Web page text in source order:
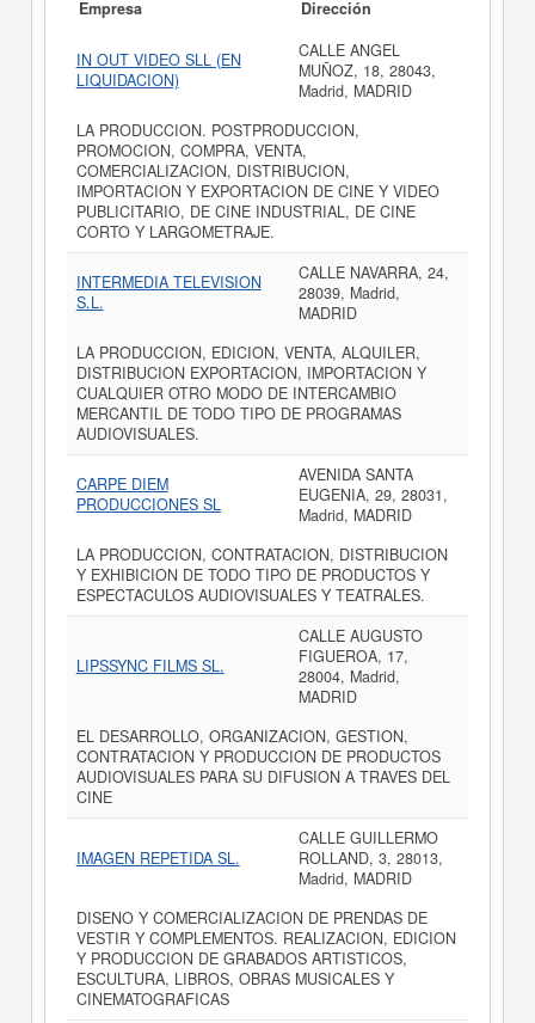
Empresa Dirección
IN OUT VIDEO SLL (EN
LIQUIDACION)
CALLE ANGEL
MUÑOZ, 18, 28043,
Madrid, MADRID
LA PRODUCCION. POSTPRODUCCION,
PROMOCION, COMPRA, VENTA,
COMERCIALIZACION, DISTRIBUCION,
IMPORTACION Y EXPORTACION DE CINE Y VIDEO
PUBLICITARIO, DE CINE INDUSTRIAL, DE CINE
CORTO Y LARGOMETRAJE.
INTERMEDIA TELEVISION
S.L.
CALLE NAVARRA, 24,
28039, Madrid,
MADRID
LA PRODUCCION, EDICION, VENTA, ALQUILER,
DISTRIBUCION EXPORTACION, IMPORTACION Y
CUALQUIER OTRO MODO DE INTERCAMBIO
MERCANTIL DE TODO TIPO DE PROGRAMAS
AUDIOVISUALES.
CARPE DIEM
PRODUCCIONES SL
AVENIDA SANTA
EUGENIA, 29, 28031,
Madrid, MADRID
LA PRODUCCION, CONTRATACION, DISTRIBUCION
Y EXHIBICION DE TODO TIPO DE PRODUCTOS Y
ESPECTACULOS AUDIOVISUALES Y TEATRALES.
LIPSSYNC FILMS SL.
CALLE AUGUSTO
FIGUEROA, 17,
28004, Madrid,
MADRID
EL DESARROLLO, ORGANIZACION, GESTION,
CONTRATACION Y PRODUCCION DE PRODUCTOS
AUDIOVISUALES PARA SU DIFUSION A TRAVES DEL
CINE
IMAGEN REPETIDA SL.
CALLE GUILLERMO
ROLLAND, 3, 28013,
Madrid, MADRID
DISENO Y COMERCIALIZACION DE PRENDAS DE
VESTIR Y COMPLEMENTOS. REALIZACION, EDICION
Y PRODUCCION DE GRABADOS ARTISTICOS,
ESCULTURA, LIBROS, OBRAS MUSICALES Y
CINEMATOGRAFICAS